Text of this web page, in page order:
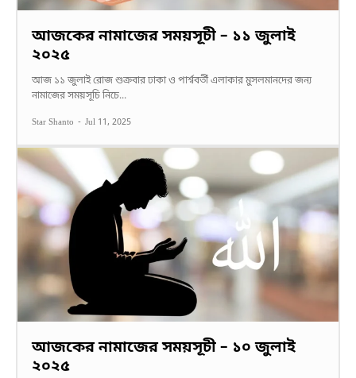
আজকের নামাজের সময়সূচী – ১১ জুলাই
২০২৫
আজ ১১ জুলাই রোজ শুক্রবার ঢাকা ও পার্শ্ববর্তী এলাকার মুসলমানদের জন্য
নামাজের সময়সূচি নিচে...
Star Shanto - Jul 11, 2025
আজকের নামাজের সময়সূচী – ১০ জুলাই
২০২৫